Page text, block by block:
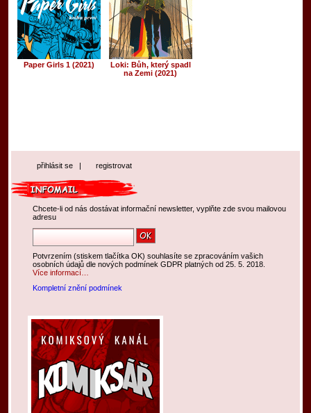
Paper Girls 1 (2021)
Loki: Bůh, který spadl
na Zemi (2021)
přihlásit se | registrovat
Chcete-li od nás dostávat informační newsletter, vyplňte zde svou mailovou
adresu
Potvrzením (stiskem tlačítka OK) souhlasíte se zpracováním vašich
osobních údajů dle nových podmínek GDPR platných od 25. 5. 2018.
Více informací…
Kompletní znění podmínek